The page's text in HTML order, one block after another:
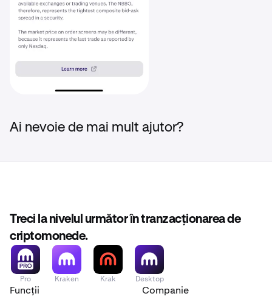
Ai nevoie de mai mult ajutor?
Treci la nivelul următor în tranzacționarea de
criptomonede.
Pro Kraken Krak Desktop
Funcții Companie